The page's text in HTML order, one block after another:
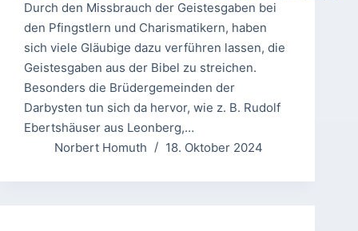
Durch den Missbrauch der Geistesgaben bei
den Pfingstlern und Charismatikern, haben
sich viele Gläubige dazu verführen lassen, die
Geistesgaben aus der Bibel zu streichen.
Besonders die Brüdergemeinden der
Darbysten tun sich da hervor, wie z. B. Rudolf
Ebertshäuser aus Leonberg,…
Norbert Homuth
18. Oktober 2024